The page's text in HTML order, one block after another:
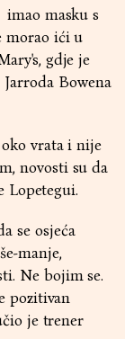
masku s
morao ići u
gdje je
Bowena
vrata i nije
novosti su da
Lopetegui.
se osjeća
manje,
Ne bojim se.
pozitivan
je trener